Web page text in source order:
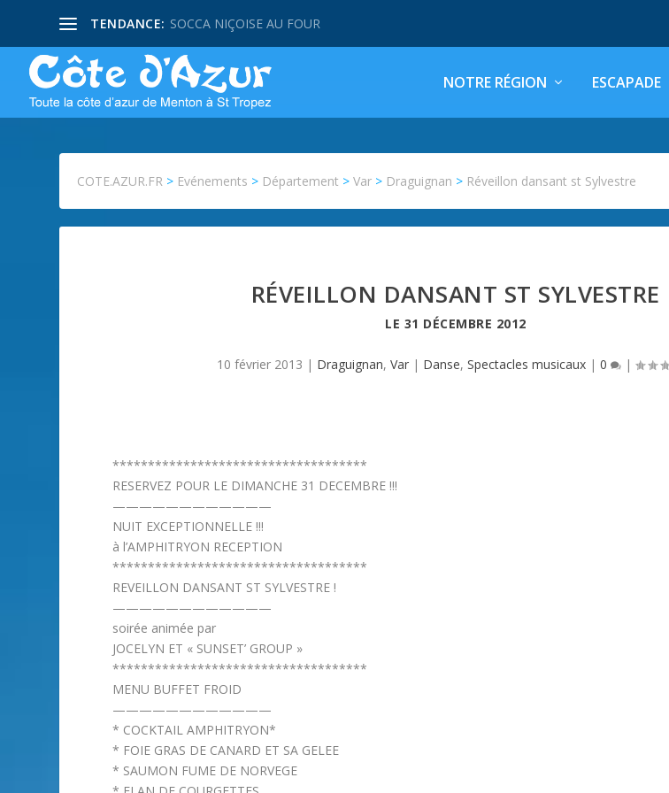
TENDANCE: SOCCA NIÇOISE AU FOUR
NOTRE RÉGION ESCAPADE
COTE.AZUR.FR > Evénements > Département >Var > Draguignan > Réveillon dansant st Sylvestre
RÉVEILLON DANSANT ST SYLVESTRE
LE 31 DÉCEMBRE 2012
10 février 2013 | Draguignan,Var | Danse,Spectacles musicaux |0 |
************************************
RESERVEZ POUR LE DIMANCHE 31 DECEMBRE !!!
————————————
NUIT EXCEPTIONNELLE !!!
à l’AMPHITRYON RECEPTION
************************************
REVEILLON DANSANT ST SYLVESTRE !
————————————
soirée animée par
JOCELYN ET « SUNSET’ GROUP »
************************************
MENU BUFFET FROID
————————————
* COCKTAIL AMPHITRYON*
* FOIE GRAS DE CANARD ET SA GELEE
* SAUMON FUME DE NORVEGE